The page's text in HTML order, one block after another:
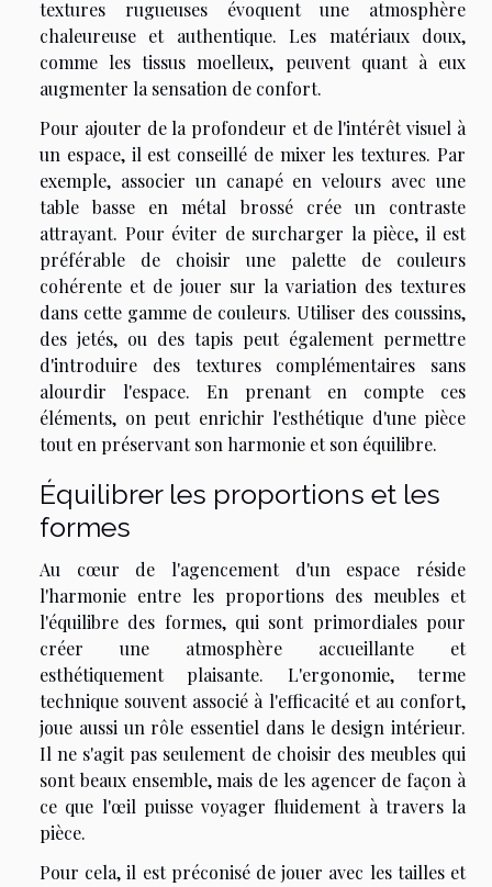
textures rugueuses évoquent une atmosphère
chaleureuse et authentique. Les matériaux doux,
comme les tissus moelleux, peuvent quant à eux
augmenter la sensation de confort.
Pour ajouter de la profondeur et de l'intérêt visuel à
un espace, il est conseillé de mixer les textures. Par
exemple, associer un canapé en velours avec une
table basse en métal brossé crée un contraste
attrayant. Pour éviter de surcharger la pièce, il est
préférable de choisir une palette de couleurs
cohérente et de jouer sur la variation des textures
dans cette gamme de couleurs. Utiliser des coussins,
des jetés, ou des tapis peut également permettre
d'introduire des textures complémentaires sans
alourdir l'espace. En prenant en compte ces
éléments, on peut enrichir l'esthétique d'une pièce
tout en préservant son harmonie et son équilibre.
Équilibrer les proportions et les
formes
Au cœur de l'agencement d'un espace réside
l'harmonie entre les proportions des meubles et
l'équilibre des formes, qui sont primordiales pour
créer une atmosphère accueillante et
esthétiquement plaisante. L'ergonomie, terme
technique souvent associé à l'efficacité et au confort,
joue aussi un rôle essentiel dans le design intérieur.
Il ne s'agit pas seulement de choisir des meubles qui
sont beaux ensemble, mais de les agencer de façon à
ce que l'œil puisse voyager fluidement à travers la
pièce.
Pour cela, il est préconisé de jouer avec les tailles et